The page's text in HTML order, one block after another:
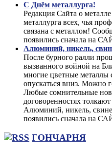
С Днём металлурга!
Редакция Сайта о
металлурга всех, чья
связана с металлом!
появились сначала на
Алюминий, никель,
После бурного ралли
вызванного войной на
многие цветные металлы
опускаться вниз. Можно
Любые сомнительные
договоренностях
Алюминий, никель,
появились сначала на
ГОНЧАРНЯ